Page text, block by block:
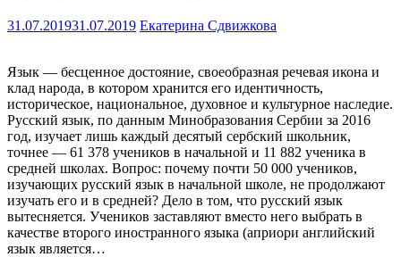
31.07.201931.07.2019 Екатерина Сдвижкова
Язык — бесценное достояние, своеобразная речевая икона и
клад народа, в котором хранится его идентичность,
историческое, национальное, духовное и культурное наследие.
Русский язык, по данным Минобразования Сербии за 2016
год, изучает лишь каждый десятый сербский школьник,
точнее — 61 378 учеников в начальной и 11 882 ученика в
средней школах. Вопрос: почему почти 50 000 учеников,
изучающих русский язык в начальной школе, не продолжают
изучать его и в средней? Дело в том, что русский язык
вытесняется. Учеников заставляют вместо него выбрать в
качестве второго иностранного языка (априори английский
язык является…